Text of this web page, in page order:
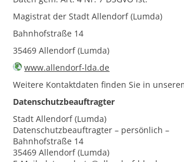
Magistrat der Stadt Allendorf (Lumda)
Bahnhofstraße 14
35469 Allendorf (Lumda)
www.allendorf-lda.de
Weitere Kontaktdaten finden Sie in
Datenschutzbeauftragter
Stadt Allendorf (Lumda)
Datenschutzbeauftragter – persönlich –
Bahnhofstraße 14
35469 Allendorf (Lumda)